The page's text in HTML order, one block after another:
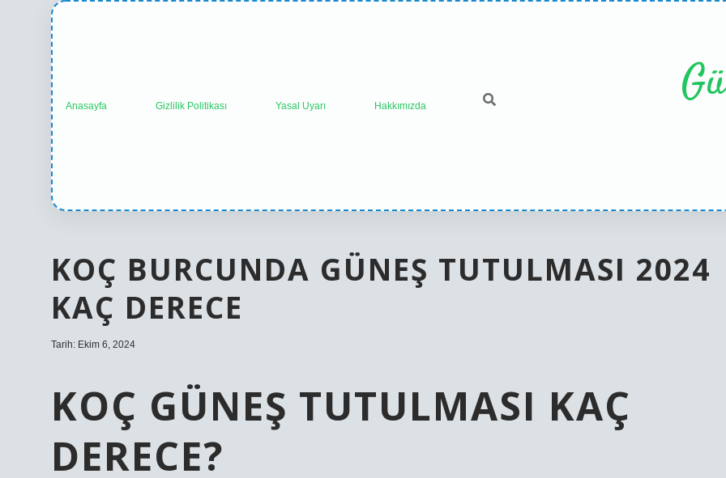
Anasayfa Gizlilik Politikası Yasal Uyarı Hakkımızda
KOÇ BURCUNDA GÜNEŞ TUTULMASI 2024
KAÇ DERECE
Tarih: Ekim 6, 2024
KOÇ GÜNEŞ TUTULMASI KAÇ
DERECE?